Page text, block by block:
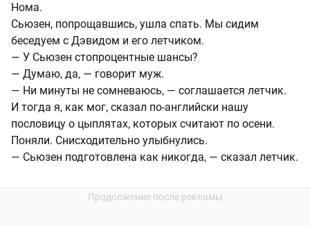
Нома.
Сьюзен, попрощавшись, ушла спать. Мы сидим
беседуем с Дэвидом и его летчиком.
— У Сьюзен стопроцентные шансы?
— Думаю, да, — говорит муж.
— Ни минуты не сомневаюсь, — соглашается летчик.
И тогда я, как мог, сказал по-английски нашу
пословицу о цыплятах, которых считают по осени.
Поняли. Снисходительно улыбнулись.
— Сьюзен подготовлена как никогда, — сказал летчик.